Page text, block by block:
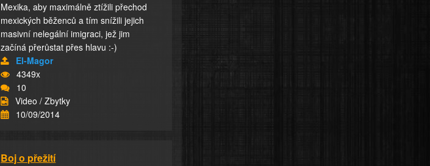
Mexika, aby maximálně ztížili přechod
mexických běženců a tím snížili jejich
masivní nelegální imigraci, jež jim
začíná přerůstat přes hlavu :-)
El-Magor
4349x
10
Video / Zbytky
10/09/2014
Boj o přežití